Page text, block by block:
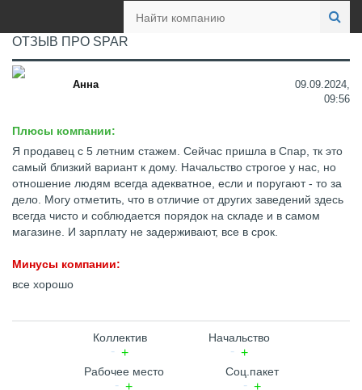
ОТЗЫВ ПРО SPAR
Анна
09.09.2024,
09:56
Плюсы компании:
Я продавец с 5 летним стажем. Сейчас пришла в Спар, тк это
самый близкий вариант к дому. Начальство строгое у нас, но
отношение людям всегда адекватное, если и поругают - то за
дело. Могу отметить, что в отличие от других заведений здесь
всегда чисто и соблюдается порядок на складе и в самом
магазине. И зарплату не задерживают, все в срок.
Минусы компании:
все хорошо
Коллектив Начальство
Рабочее место Соц.пакет